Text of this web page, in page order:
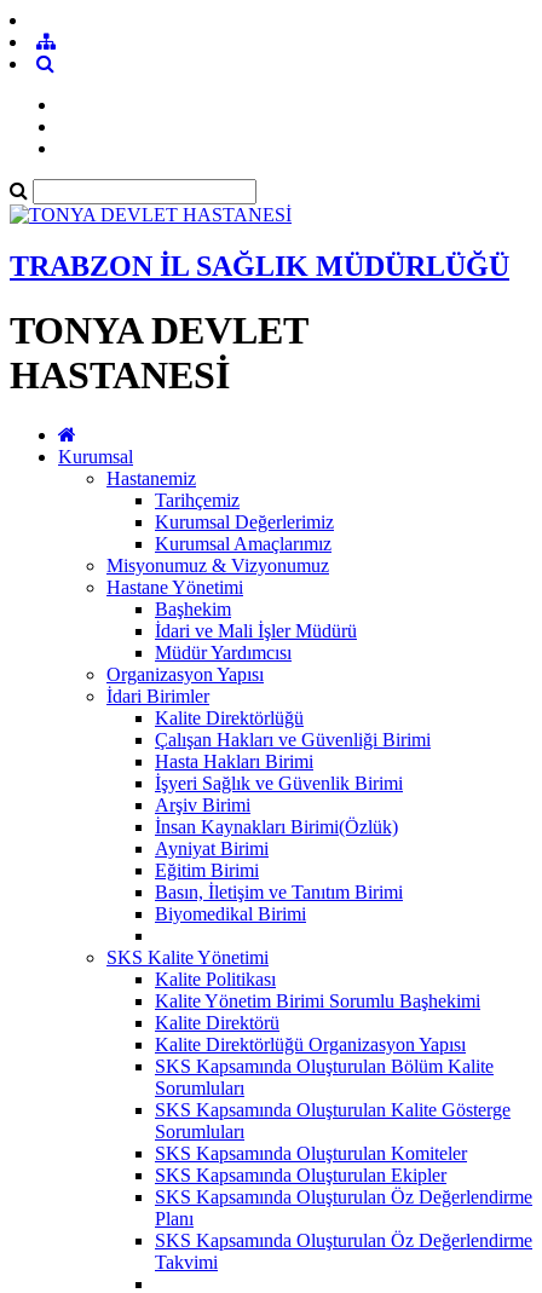
TRABZON İL SAĞLIK MÜDÜRLÜĞÜ
TONYA DEVLET
HASTANESİ
Kurumsal
Hastanemiz
Tarihçemiz
Kurumsal Değerlerimiz
Kurumsal Amaçlarımız
Misyonumuz & Vizyonumuz
Hastane Yönetimi
Başhekim
İdari ve Mali İşler Müdürü
Müdür Yardımcısı
Organizasyon Yapısı
İdari Birimler
Kalite Direktörlüğü
Çalışan Hakları ve Güvenliği Birimi
Hasta Hakları Birimi
İşyeri Sağlık ve Güvenlik Birimi
Arşiv Birimi
İnsan Kaynakları Birimi(Özlük)
Ayniyat Birimi
Eğitim Birimi
Basın, İletişim ve Tanıtım Birimi
Biyomedikal Birimi
SKS Kalite Yönetimi
Kalite Politikası
Kalite Yönetim Birimi Sorumlu Başhekimi
Kalite Direktörü
Kalite Direktörlüğü Organizasyon Yapısı
SKS Kapsamında Oluşturulan Bölüm Kalite
Sorumluları
SKS Kapsamında Oluşturulan Kalite Gösterge
Sorumluları
SKS Kapsamında Oluşturulan Komiteler
SKS Kapsamında Oluşturulan Ekipler
SKS Kapsamında Oluşturulan Öz Değerlendirme
Planı
SKS Kapsamında Oluşturulan Öz Değerlendirme
Takvimi